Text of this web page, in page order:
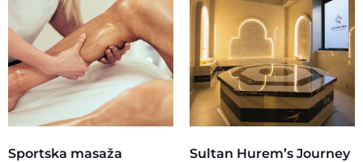
Sportska masaža Sultan Hurem’s Journey